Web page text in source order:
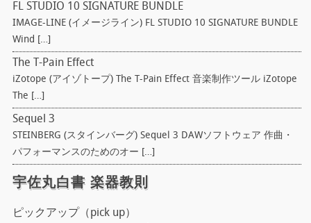
FL STUDIO 10 SIGNATURE BUNDLE
IMAGE-LINE (イメージライン) FL STUDIO 10 SIGNATURE BUNDLE
Wind […]
The T-Pain Effect
iZotope (アイゾトープ) The T-Pain Effect 音楽制作ツール iZotope
The […]
Sequel 3
STEINBERG (スタインバーグ) Sequel 3 DAWソフトウェア 作曲・
パフォーマンスのためのオー […]
宇佐丸白書 楽器教則
ピックアップ（pick up）